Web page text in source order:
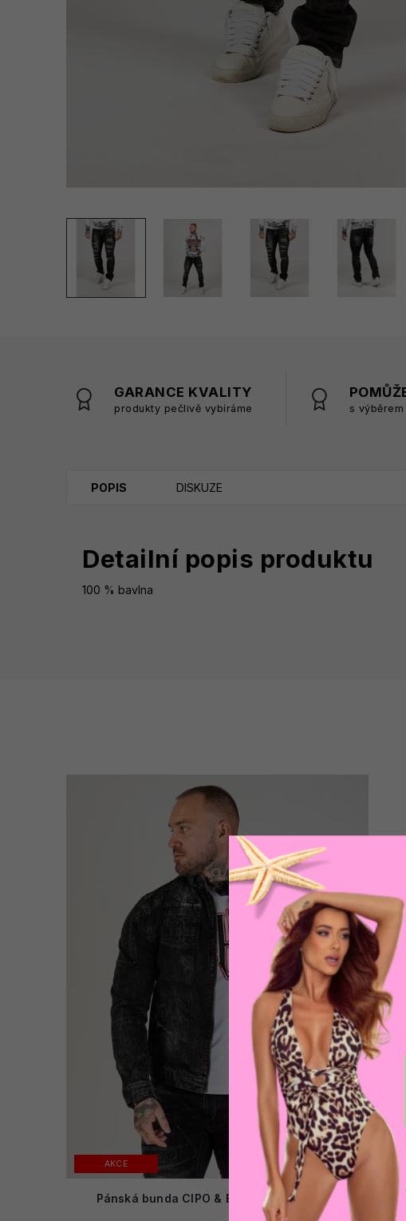
GARANCE KVALITY
produkty pečlivě vybíráme s
AKCE
Pánská bunda CIPO & BAXX CJ299 BLACK
POPIS DISKUZE
Detailní popis produktu
100 % bavlna